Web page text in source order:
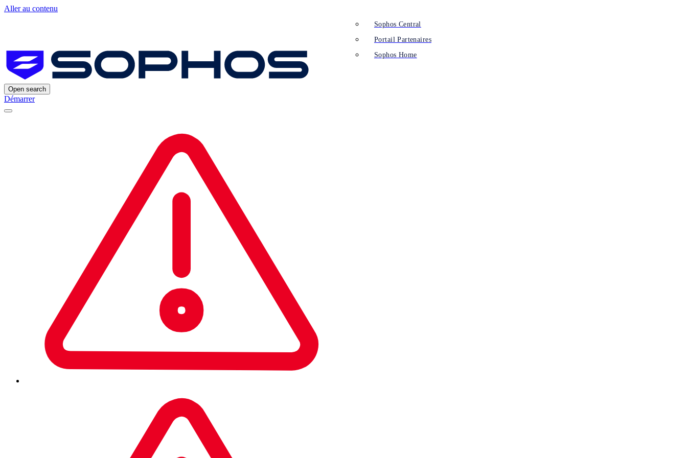
Aller au contenu
Open search
Démarrer
Sophos Central
Portail Partenaires
Sophos Home